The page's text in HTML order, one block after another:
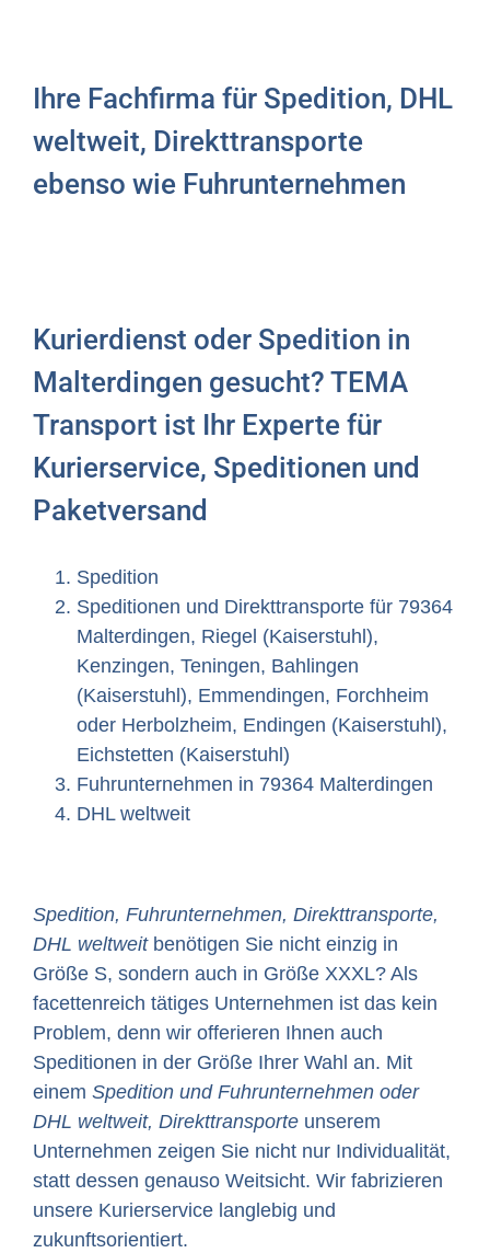
Ihre Fachfirma für Spedition, DHL
weltweit, Direkttransporte
ebenso wie Fuhrunternehmen
Kurierdienst oder Spedition in
Malterdingen gesucht? TEMA
Transport ist Ihr Experte für
Kurierservice, Speditionen und
Paketversand
Spedition
Speditionen und Direkttransporte für 79364
Malterdingen, Riegel (Kaiserstuhl),
Kenzingen, Teningen, Bahlingen
(Kaiserstuhl), Emmendingen, Forchheim
oder Herbolzheim, Endingen (Kaiserstuhl),
Eichstetten (Kaiserstuhl)
Fuhrunternehmen in 79364 Malterdingen
DHL weltweit
Spedition, Fuhrunternehmen, Direkttransporte,
DHL weltweitbenötigen Sie nicht einzig in
Größe S, sondern auch in Größe XXXL? Als
facettenreich tätiges Unternehmen ist das kein
Problem, denn wir offerieren Ihnen auch
Speditionen in der Größe Ihrer Wahl an. Mit
einem Spedition und Fuhrunternehmen oder
DHL weltweit, Direkttransporte unserem
Unternehmen zeigen Sie nicht nur Individualität,
statt dessen genauso Weitsicht. Wir fabrizieren
unsere Kurierservice langlebig und
zukunftsorientiert.